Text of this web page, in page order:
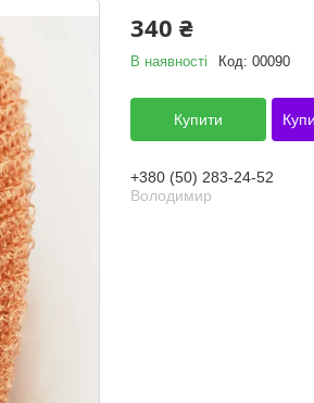
340 ₴
В наявності Код: 00090
Купити
+380 (50) 283-24-52
Володимир